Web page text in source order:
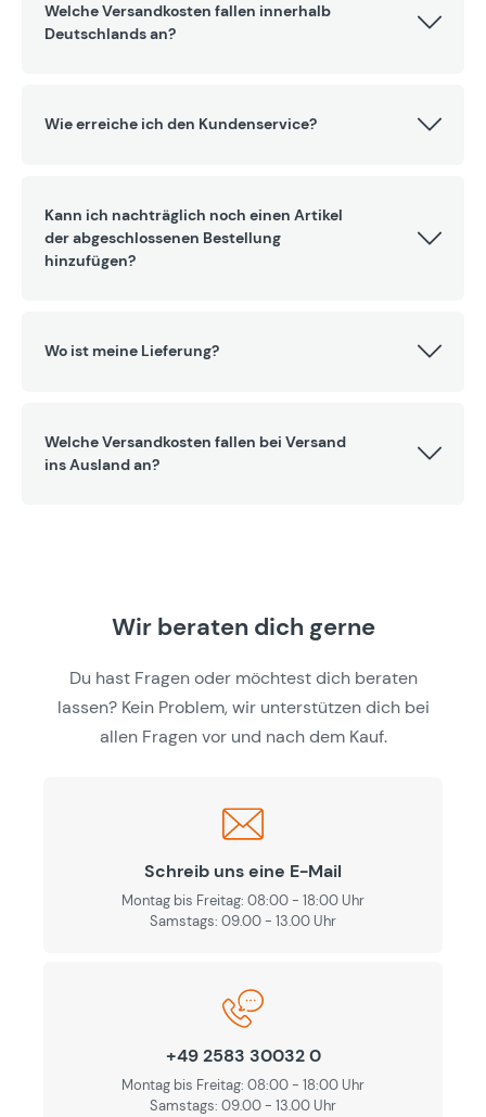
Welche Versandkosten fallen innerhalb
Deutschlands an?
Wie erreiche ich den Kundenservice?
Kann ich nachträglich noch einen Artikel
der abgeschlossenen Bestellung
hinzufügen?
Wo ist meine Lieferung?
Welche Versandkosten fallen bei Versand
ins Ausland an?
Wir beraten dich gerne
Du hast Fragen oder möchtest dich beraten
lassen? Kein Problem, wir unterstützen dich bei
allen Fragen vor und nach dem Kauf.
Schreib uns eine E-Mail
Montag bis Freitag: 08:00 - 18:00 Uhr
Samstags: 09.00 - 13.00 Uhr
+49 2583 30032 0
Montag bis Freitag: 08:00 - 18:00 Uhr
Samstags: 09.00 - 13.00 Uhr